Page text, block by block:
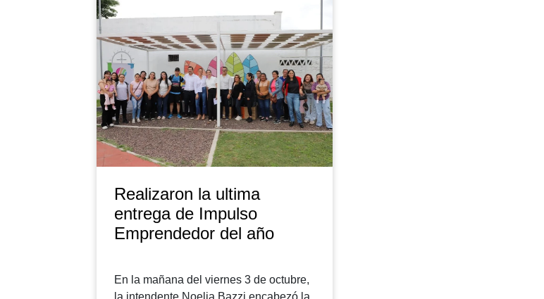
Realizaron la ultima
entrega de Impulso
Emprendedor del año
En la mañana del viernes 3 de octubre,
la intendente Noelia Bazzi encabezó la